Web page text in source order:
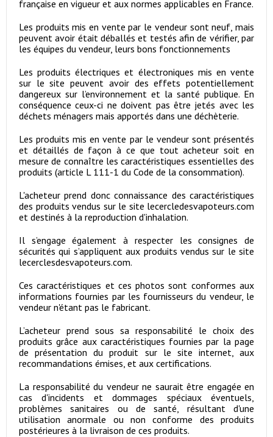
française en vigueur et aux normes applicables en France.
Les produits mis en vente par le vendeur sont neuf, mais
peuvent avoir était déballés et testés afin de vérifier, par
les équipes du vendeur, leurs bons fonctionnements
Les produits électriques et électroniques mis en vente
sur le site peuvent avoir des effets potentiellement
dangereux sur l’environnement et la santé publique. En
conséquence ceux-ci ne doivent pas être jetés avec les
déchets ménagers mais apportés dans une déchèterie.
Les produits mis en vente par le vendeur sont présentés
et détaillés de façon à ce que tout acheteur soit en
mesure de connaître les caractéristiques essentielles des
produits (article L 111-1 du Code de la consommation).
L'acheteur prend donc connaissance des caractéristiques
des produits vendus sur le site lecercledesvapoteurs.com
et destinés à la reproduction d'inhalation.
Il s’engage également à respecter les consignes de
sécurités qui s’appliquent aux produits vendus sur le site
lecerclesdesvapoteurs.com.
Ces caractéristiques et ces photos sont conformes aux
informations fournies par les fournisseurs du vendeur, le
vendeur n'étant pas le fabricant.
L’acheteur prend sous sa responsabilité le choix des
produits grâce aux caractéristiques fournies par la page
de présentation du produit sur le site internet, aux
recommandations émises, et aux certifications.
La responsabilité du vendeur ne saurait être engagée en
cas d'incidents et dommages spéciaux éventuels,
problèmes sanitaires ou de santé, résultant d'une
utilisation anormale ou non conforme des produits
postérieures à la livraison de ces produits.